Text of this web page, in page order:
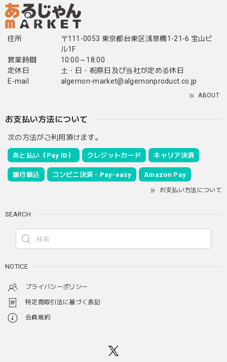
住所
〒111-0053 東京都台東区浅草橋1-21-6 宝山ビ
ル1F
営業時間
10:00～18:00
定休日
土・日・祝祭日及び当社が定める休日
E-mail
algernon-market@algernonproduct.co.jp
ABOUT
お支払い方法について
次の方法がご利用頂けます。
あと払い（Pay ID） クレジットカード キャリア決済
銀行振込 コンビニ決済・Pay-easy Amazon Pay
お支払い方法について
SEARCH
NOTICE
プライバシーポリシー
特定商取引法に基づく表記
会員規約